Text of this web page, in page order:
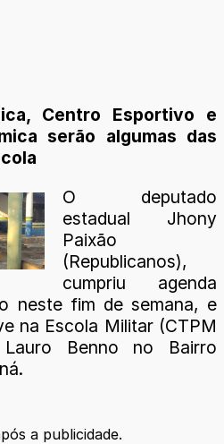
Centro Esportivo e
serão algumas das
O deputado
estadual Jhony
Paixão
(Republicanos),
cumpriu agenda
neste fim de semana, e
na Escola Militar (CTPM
Benno no Bairro
a publicidade.